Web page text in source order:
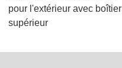
pour l'extérieur avec boîtier
supérieur